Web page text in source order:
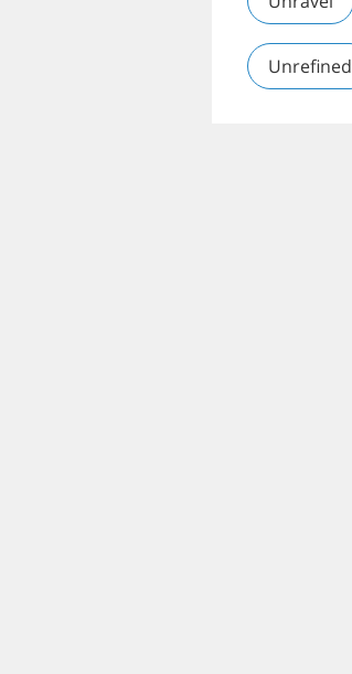
Unrefined